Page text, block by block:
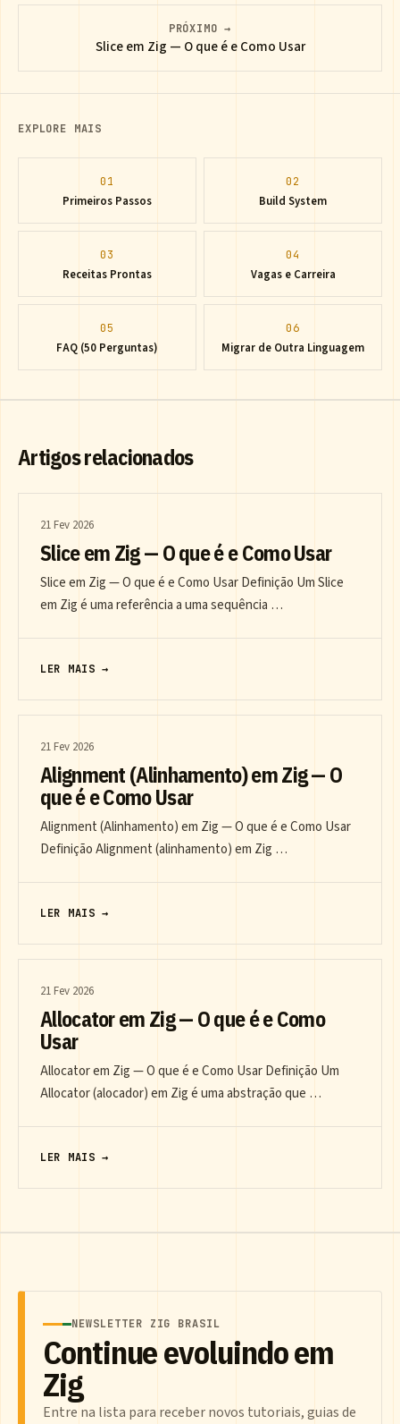
PRÓXIMO →
Slice em Zig — O que é e Como Usar
EXPLORE MAIS
01
Primeiros Passos
02
Build System
03
Receitas Prontas
04
Vagas e Carreira
05
FAQ (50 Perguntas)
06
Migrar de Outra Linguagem
Artigos relacionados
21 Fev 2026
Slice em Zig — O que é e Como Usar
Slice em Zig — O que é e Como Usar Definição Um Slice
em Zig é uma referência a uma sequência …
LER MAIS →
21 Fev 2026
Alignment (Alinhamento) em Zig — O
que é e Como Usar
Alignment (Alinhamento) em Zig — O que é e Como Usar
Definição Alignment (alinhamento) em Zig …
LER MAIS →
21 Fev 2026
Allocator em Zig — O que é e Como
Usar
Allocator em Zig — O que é e Como Usar Definição Um
Allocator (alocador) em Zig é uma abstração que …
LER MAIS →
NEWSLETTER ZIG BRASIL
Continue evoluindo em
Zig
Entre na lista para receber novos tutoriais, guias de